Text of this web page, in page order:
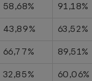
58,68%
91,18%
43,89%
63,52%
66,77%
89,51%
32,85%
60,06%